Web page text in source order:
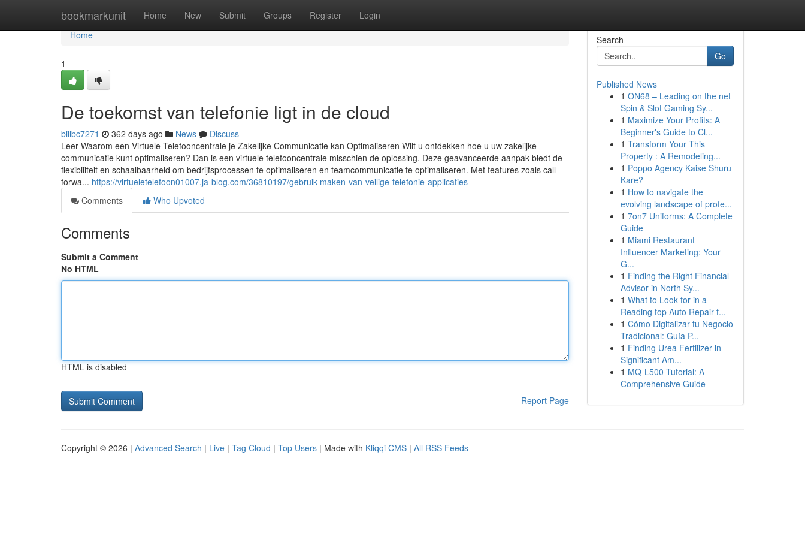
bookmarkunit Home New Submit Groups Register Login
Home
Home
1
De toekomst van telefonie ligt in de cloud
billbc7271 362 days ago News
Discuss
Leer Waarom een Virtuele Telefooncentrale je Zakelijke Communicatie kan Optimaliseren Wilt u ontdekken hoe u uw zakelijke
communicatie kunt optimaliseren? Dan is een virtuele telefooncentrale misschien de oplossing. Deze geavanceerde aanpak biedt de
flexibiliteit en schaalbaarheid om bedrijfsprocessen te optimaliseren en teamcommunicatie te optimaliseren. Met features zoals call
forwa... https://virtueletelefoon01007.ja-blog.com/36810197/gebruik-maken-van-veilige-telefonie-applicaties
Comments
Who Upvoted
Comments
Submit a Comment
No HTML
HTML is disabled
Report Page
Search
Go
Published News
1 ON68 – Leading on the net
Spin & Slot Gaming Sy...
1 Maximize Your Profits: A
Beginner's Guide to Cl...
1 Transform Your This
Property : A Remodeling...
1 Poppo Agency Kaise Shuru
Kare?
1 How to navigate the
evolving landscape of profe...
1 7on7 Uniforms: A Complete
Guide
1 Miami Restaurant
Influencer Marketing: Your
G...
1 Finding the Right Financial
Advisor in North Sy...
1 What to Look for in a
Reading top Auto Repair f...
1 Cómo Digitalizar tu Negocio
Tradicional: Guía P...
1 Finding Urea Fertilizer in
Significant Am...
1 MQ-L500 Tutorial: A
Comprehensive Guide
Copyright © 2026 | Advanced Search | Live | Tag Cloud | Top Users | Made with Kliqqi CMS | All RSS Feeds